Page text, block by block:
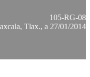
105-RG-08
Tlax., a 27/01/2014